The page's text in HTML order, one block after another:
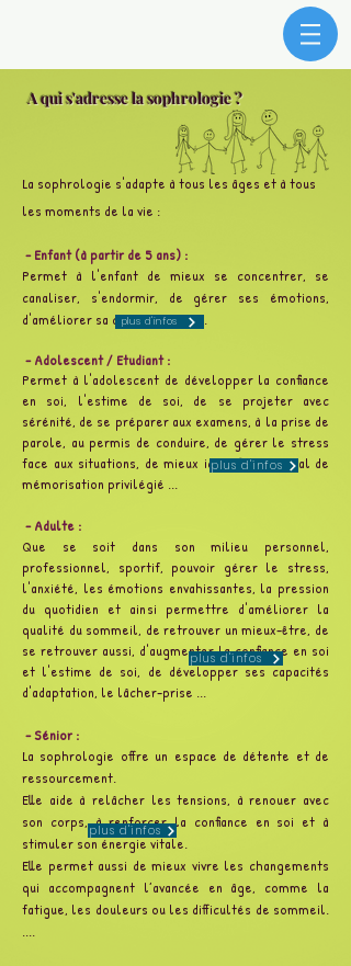
A qui s'adresse la sophrologie ?
La sophrologie s'adapte à tous les âges et à tous
les moments de la vie :
- Enfant (à partir de 5 ans) :
Permet à l'enfant de mieux se concentrer, se
canaliser, s'endormir, de gérer ses émotions,
d'améliorer sa concentration ...
- Adolescent / Etudiant :
Permet à l'adolescent de développer la confiance
en soi, l'estime de soi, de se projeter avec
sérénité, de se préparer aux examens, à la prise de
parole, au permis de conduire, de gérer le stress
face aux situations, de mieux identifier le canal de
mémorisation privilégié ...
- Adulte :
Que se soit dans son milieu personnel,
professionnel, sportif, pouvoir gérer le stress,
l'anxiété, les émotions envahissantes, la pression
du quotidien et ainsi permettre d'améliorer la
qualité du sommeil, de retrouver un mieux-être, de
se retrouver aussi, d'augmenter la confiance en soi
et l'estime de soi, de développer ses capacités
d'adaptation, le lâcher-prise ...
- Sénior :
La sophrologie offre un espace de détente et de
ressourcement.
Elle aide à relâcher les tensions, à renouer avec
son corps, à renforcer la confiance en soi et à
stimuler son énergie vitale.
Elle permet aussi de mieux vivre les changements
qui accompagnent l’avancée en âge, comme la
fatigue, les douleurs ou les difficultés de sommeil.
....
plus d'infos
plus d'infos
plus d'infos
plus d'infos